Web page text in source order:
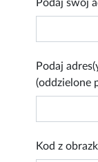
Podaj swój
Podaj
(oddzielone
Kod z